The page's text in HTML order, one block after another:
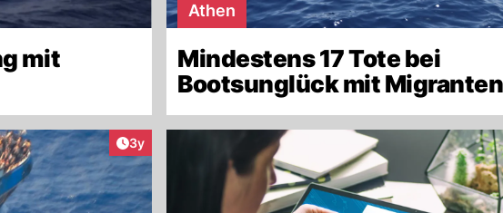
mit
Athen
Mindestens 17 Tote bei
Bootsunglück mit Migranten
Artikel veröffentlicht:
3y